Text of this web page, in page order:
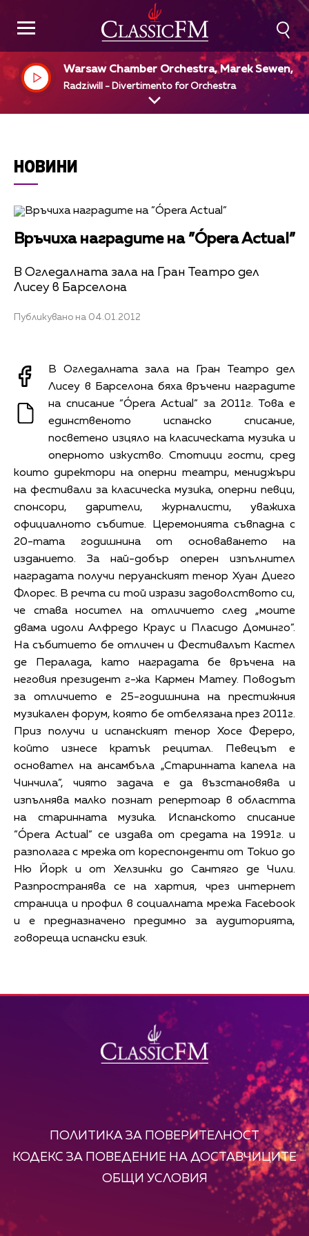
Warsaw Chamber Orchestra, Marek Sewen,
Radziwill - Divertimento for Orchestra
НОВИНИ
Връчиха наградите на ”Ópera Actual”
В Огледалната зала на Гран Театро дел
Лисеу в Барселона
Публикувано на 04.01.2012
В Огледалната зала на Гран Театро дел
Лисеу в Барселона бяха връчени наградите
на списание ”Ópera Actual” за 2011г. Това е
единственото испанско списание,
посветено изцяло на класическата музика и
оперното изкуство. Стотици гости, сред
които директори на оперни театри, мениджъри
на фестивали за класическа музика, оперни певци,
спонсори, дарители, журналисти, уважиха
официалното събитие. Церемонията съвпадна с
20-тата годишнина от основаването на
изданието. За най-добър оперен изпълнител
наградата получи перуанският тенор Хуан Диего
Флорес. В речта си той изрази задоволството си,
че става носител на отличието след „моите
двама идоли Алфредо Краус и Пласидо Доминго”.
На събитието бе отличен и Фестивалът Кастел
де Пералада, като наградата бе връчена на
неговия президент г-жа Кармен Матеу. Поводът
за отличието е 25-годишнина на престижния
музикален форум, която бе отбелязана през 2011г.
Приз получи и испанският тенор Хосе Фереро,
който изнесе кратък рецитал. Певецът е
основател на ансамбъла „Старинната капела на
Чинчила”, чиято задача е да възстановява и
изпълнява малко познат репертоар в областта
на старинната музика. Испанското списание
”Ópera Actual” се издава от средата на 1991г. и
разполага с мрежа от кореспонденти от Токио до
Ню Йорк и от Хелзинки до Сантяго де Чили.
Разпространява се на хартия, чрез интернет
страница и профил в социалната мрежа Facebook
и е предназначено предимно за аудиторията,
говореща испански език.
ПОЛИТИКА ЗА ПОВЕРИТЕЛНОСТ
КОДЕКС ЗА ПОВЕДЕНИЕ НА ДОСТАВЧИЦИТЕ
ОБЩИ УСЛОВИЯ